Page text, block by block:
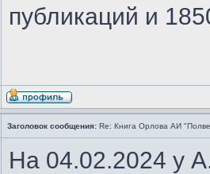
публикаций и
Заголовок сообщения: Re: Книга Орлова АИ
На 04.02.2024 у